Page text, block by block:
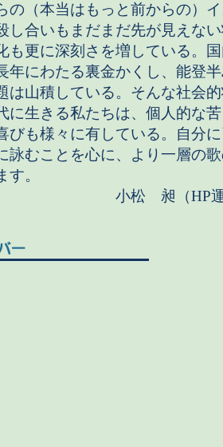
の（本当はもっと前からの）
し合いもまだまだ先が見えな
も更に深刻さを増している。
年にわたる裏金かくし、能登
は山積している。そんな社会
に生きる私たちは、個人的な
びも様々に有している。自分
詠むことを心に、より一層の
す。
（HP運営